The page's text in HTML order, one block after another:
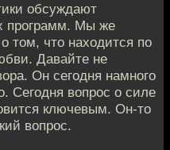
обсуждают
программ. Мы же
том, что находится по
Давайте не
Он сегодня намного
Сегодня вопрос о силе
ключевым. Он-то
вопрос.